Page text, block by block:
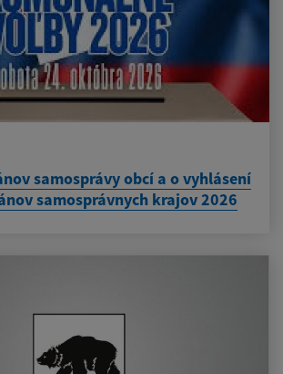
samosprávy obcí a o vyhlásení
samosprávnych krajov 2026